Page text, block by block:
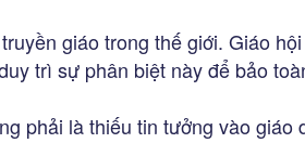
giáo trong thế giới. Giáo
trì sự phân biệt này để bảo
phải là thiếu tin tưởng vào